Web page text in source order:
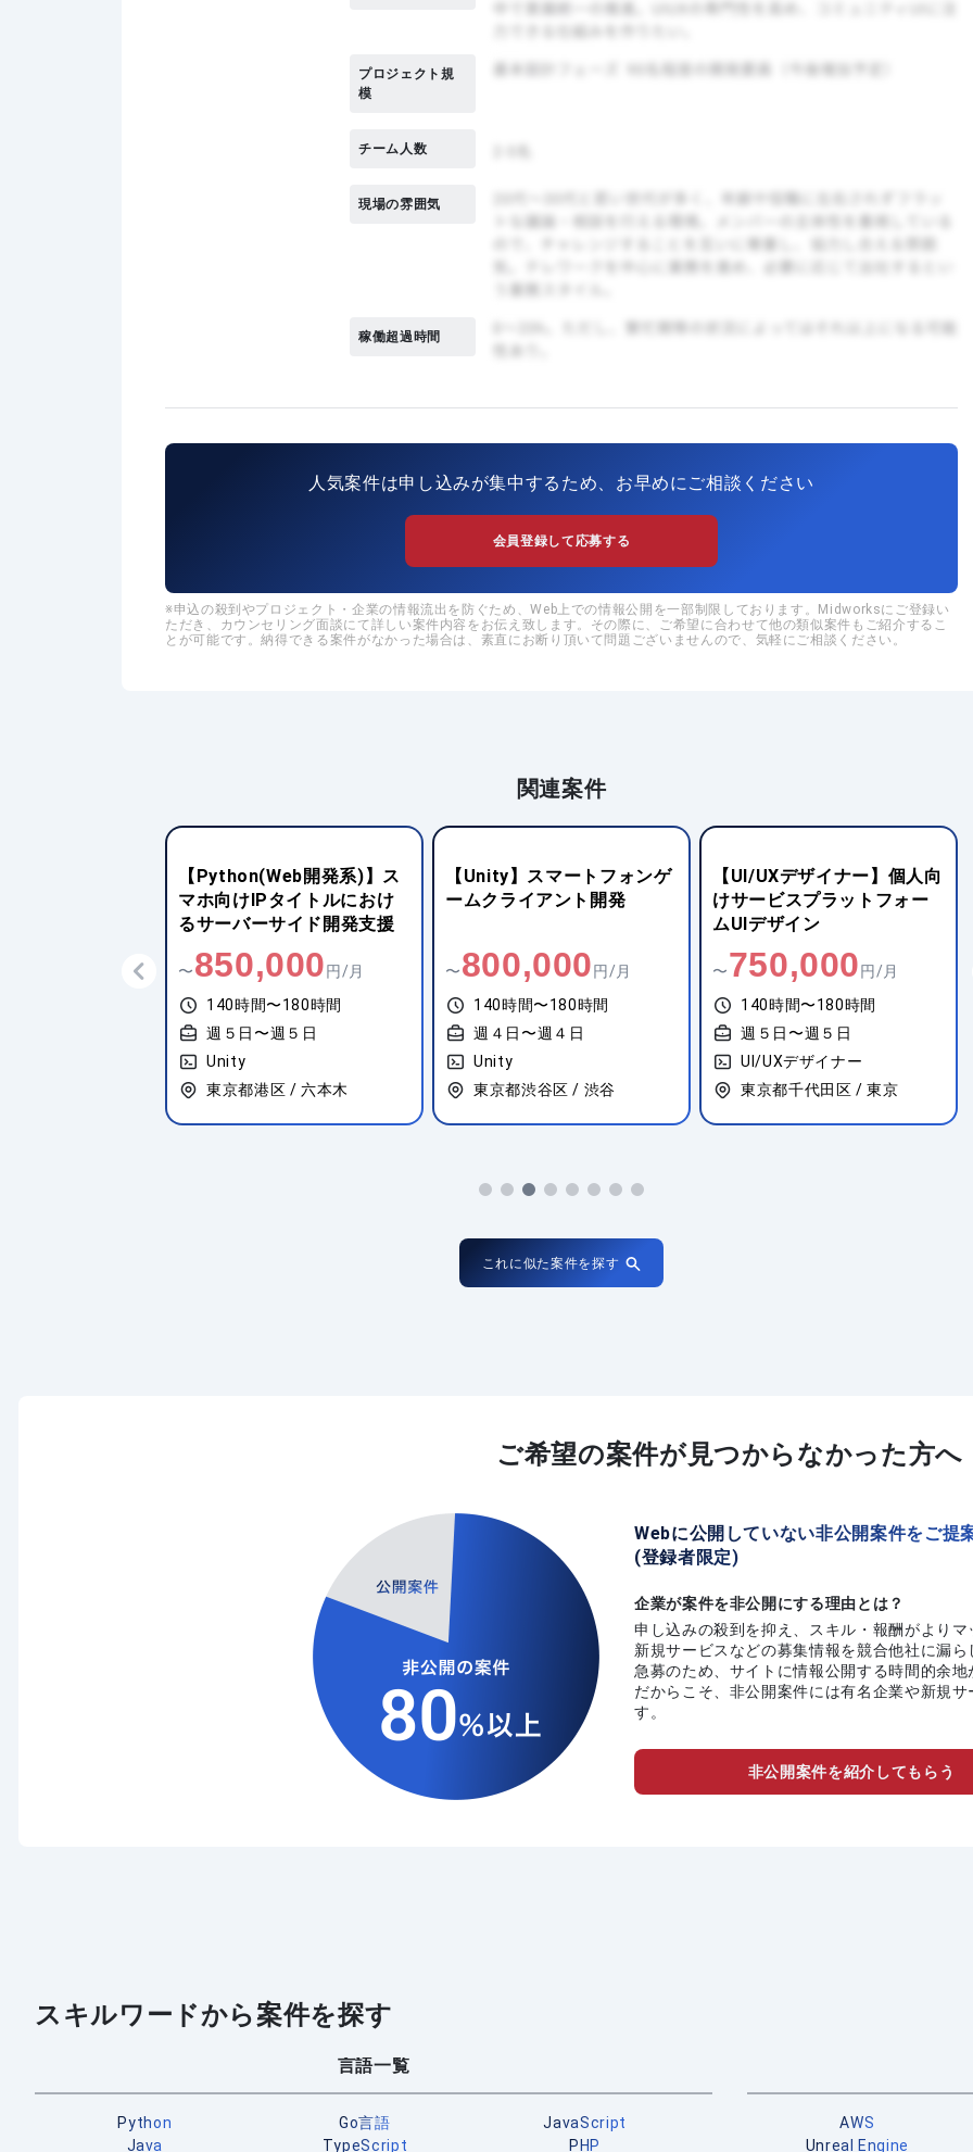
プロジェクト規
模
チーム人数
現場の雰囲気
稼働超過時間
人気案件は申し込みが集中するため、お早めにご相談ください
会員登録して応募する
申込の殺到やプロジェクト・企業の情報流出を防ぐため、Web上での情報公開を一部制限しております。Midworksにご登録い
ただき、カウンセリング面談にて詳しい案件内容をお伝え致します。その際に、ご希望に合わせて他の類似案件もご紹介するこ
とが可能です。納得できる案件がなかった場合は、素直にお断り頂いて問題ございませんので、気軽にご相談ください。
関連案件
【Unity】スマートフォンゲ
ームクライアント開発
〜800,000 円/月
140時間〜180時間
週４日〜週４日
Unity
東京都渋谷区 / 渋谷
【UI/UXデザイナー】個人向
けサービスプラットフォー
〜750,000 円/月
140時間〜180時間
週５日〜週５日
UI/UXデザイナー
東京都千代田区 / 東京
【UI/UXデザイナー】オンラ
イン学習コミュニティ授業
画像制作ディレクション
〜600,000 円/月
112時間〜144時間
週４日〜週４日
UI/UXデザイナー
東京都渋谷区 / 渋谷
これに似た案件を探す
ご希望の案件が見つからなかった方へ
Webに公開していない非公開案件をご提
(登録者限定)
企業が案件を非公開にする理由とは？
申し込みの殺到を抑え、スキル・報酬がより
新規サービスなどの募集情報を競合他社に漏ら
急募のため、サイトに情報公開する時間的余地
だからこそ、非公開案件には有名企業や新規サ
す。
非公開案件を紹介してもらう
スキルワードから案件を探す
言語一覧
Python Go言語
JavaScript
Java
TypeScript PHP
AWS
Unreal Engine